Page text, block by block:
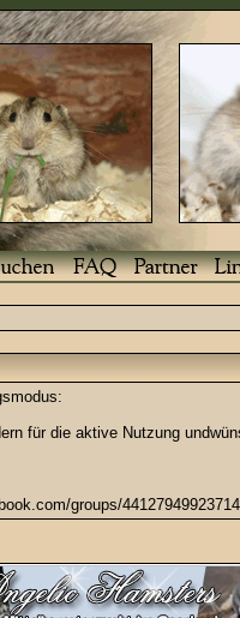
für die aktive Nutzung
groups/